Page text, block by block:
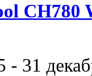
CH780
- 31